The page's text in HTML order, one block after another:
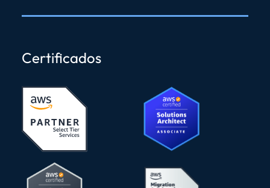
Certificados